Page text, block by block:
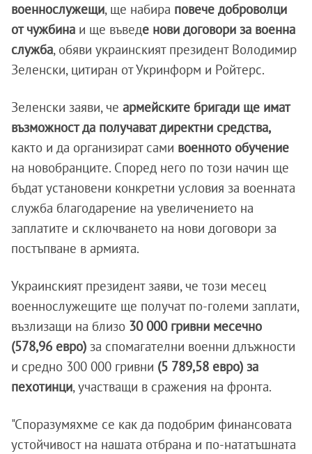
военнослужещи, ще набира повече доброволци
от чужбина и ще въведе нови договори за военна
служба, обяви украинският президент Володимир
Зеленски, цитиран от Укринформ и Ройтерс.
Зеленски заяви, че армейските бригади ще имат
възможност да получават директни средства,
както и да организират сами военното обучение
на новобранците. Според него по този начин ще
бъдат установени конкретни условия за военната
служба благодарение на увеличението на
заплатите и сключването на нови договори за
постъпване в армията.
Украинският президент заяви, че този месец
военнослужещите ще получат по-големи заплати,
възлизащи на близо 30 000 гривни месечно
(578,96 евро) за спомагателни военни длъжности
и средно 300 000 гривни (5 789,58 евро) за
пехотинци, участващи в сражения на фронта.
"Споразумяхме се как да подобрим финансовата
устойчивост на нашата отбрана и по-нататъшната